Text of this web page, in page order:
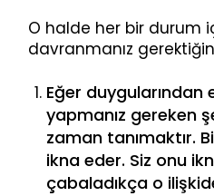
O halde her bir durum
davranmanız
Eğer duygularından
yapmanız gereken
zaman tanımaktır.
ikna eder. Siz onu
çabaladıkça o